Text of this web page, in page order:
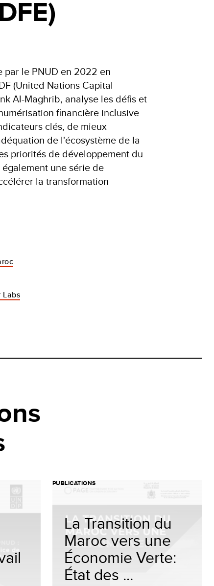
par le PNUD en 2022 en
(United Nations Capital
Al-Maghrib, analyse les défis et
financière inclusive
clés, de mieux
de l'écosystème de la
priorités de développement du
une série de
la transformation
Labs
PUBLICATIONS
La Transition du
Maroc vers une
Économie Verte:
État des ...